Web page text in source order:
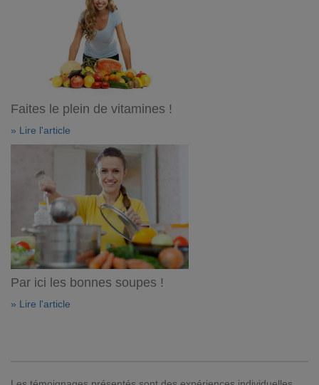
Faites le plein de vitamines !
» Lire l'article
Par ici les bonnes soupes !
» Lire l'article